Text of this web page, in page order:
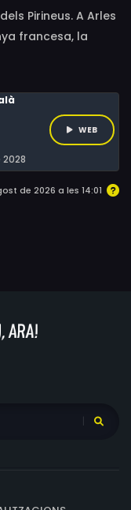
Pirineus. A Arles
francesa, la
També hi ha
un mite; fins i tot
amb ells.Com
Com arriba
o continuar
El documental
totes
WEB
de 2026 a les 14:01